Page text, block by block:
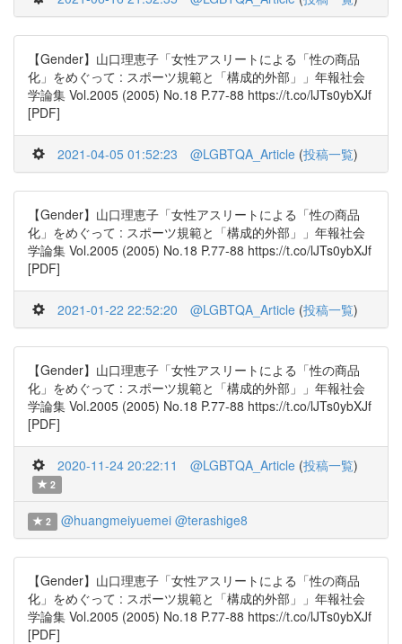
【Gender】山口理恵子「女性アスリートによる「性の商品
化」をめぐって : スポーツ規範と「構成的外部」」年報社会
学論集 Vol.2005 (2005) No.18 P.77-88 https://t.co/lJTs0ybXJf
[PDF]
2021-04-05 01:52:23 @LGBTQA_Article (投稿一覧)
【Gender】山口理恵子「女性アスリートによる「性の商品
化」をめぐって : スポーツ規範と「構成的外部」」年報社会
学論集 Vol.2005 (2005) No.18 P.77-88 https://t.co/lJTs0ybXJf
[PDF]
2021-01-22 22:52:20 @LGBTQA_Article (投稿一覧)
【Gender】山口理恵子「女性アスリートによる「性の商品
化」をめぐって : スポーツ規範と「構成的外部」」年報社会
学論集 Vol.2005 (2005) No.18 P.77-88 https://t.co/lJTs0ybXJf
[PDF]
2020-11-24 20:22:11 @LGBTQA_Article (投稿一覧)
2
2 @huangmeiyuemei @terashige8
【Gender】山口理恵子「女性アスリートによる「性の商品
化」をめぐって : スポーツ規範と「構成的外部」」年報社会
学論集 Vol.2005 (2005) No.18 P.77-88 https://t.co/lJTs0ybXJf
[PDF]